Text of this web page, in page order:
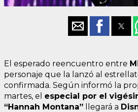
El esperado reencuentro entre
personaje que la lanzó al
confirmada. Según informó la
martes, el especial por el
“Hannah Montana” llegará a